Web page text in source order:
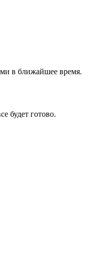
в ближайшее время.
будет готово.